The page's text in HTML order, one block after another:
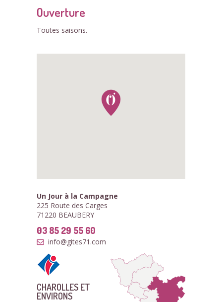
Ouverture
Toutes saisons.
Un Jour à la Campagne
225 Route des Carges
71220 BEAUBERY
03 85 29 55 60
info@gites71.com
CHAROLLES ET
ENVIRONS